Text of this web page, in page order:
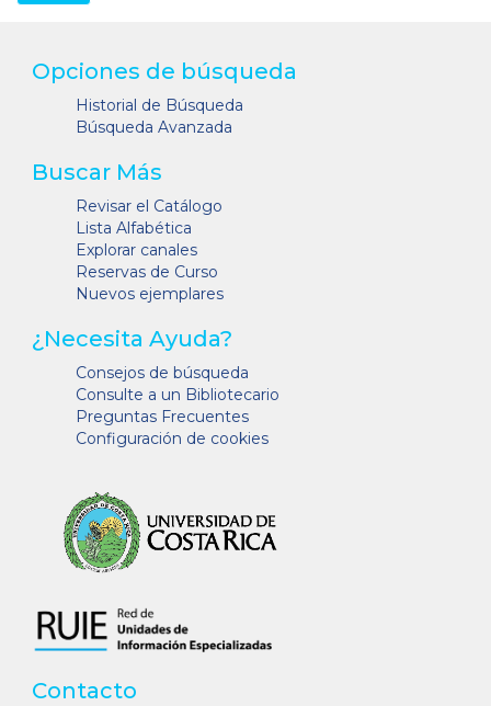
Opciones de búsqueda
Historial de Búsqueda
Búsqueda Avanzada
Buscar Más
Revisar el Catálogo
Lista Alfabética
Explorar canales
Reservas de Curso
Nuevos ejemplares
¿Necesita Ayuda?
Consejos de búsqueda
Consulte a un Bibliotecario
Preguntas Frecuentes
Configuración de cookies
Contacto